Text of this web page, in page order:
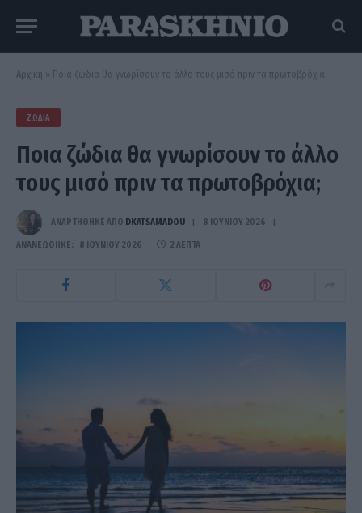
Αρχική » Ποια ζώδια θα γνωρίσουν το άλλο τους μισό πριν τα πρωτοβρόχια;
ΖΏΔΙΑ
Ποια ζώδια θα γνωρίσουν το άλλο
τους μισό πριν τα πρωτοβρόχια;
ΑΝΑΡΤΗΘΗΚΕ ΑΠΟ DKATSAMADOU 8 ΙΟΥΝΊΟΥ 2026
ΑΝΑΝΕΏΘΗΚΕ: 8 ΙΟΥΝΊΟΥ 2026 2 ΛΕΠΤΆ